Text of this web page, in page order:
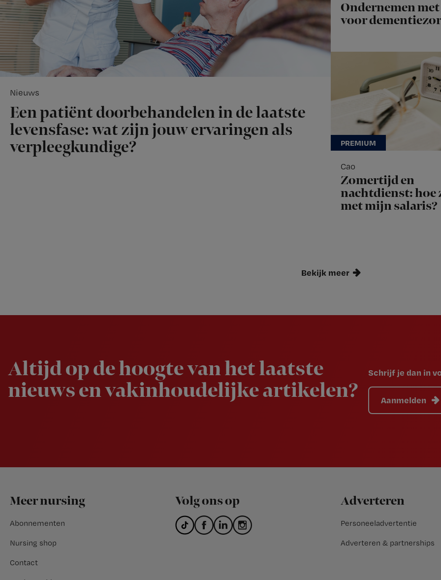
Nieuws
Een patiënt doorbehandelen in de laatste
levensfase: wat zijn jouw ervaringen als
verpleegkundige?
Ondernemen
voor
Cao
Zomertijd en
nachtdienst: hoe
met mijn salaris?
Bekijk meer
Altijd op de hoogte van het laatste
nieuws en vakinhoudelijke artikelen?
Schrijf je dan in
Aanmelden
Footer
Meer nursing
Abonnementen
Nursing shop
Contact
Volg ons op Adverteren
Personeeladvertentie
Adverteren & partnerships